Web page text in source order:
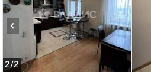
2/2
‹